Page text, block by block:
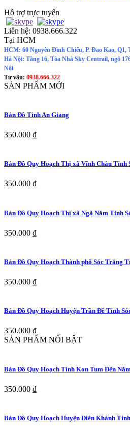
Hỗ trợ trực tuyến
Liên hệ: 0938.666.322
Tại HCM
HCM: 60 Nguyễn Đình Chiểu, P. Đao Kao, Q1,
Hà Nội: Tầng 16, Tòa Nhà Sky Centrail, ngõ
Nội
Tư vấn: 0938.666.322
SẢN PHẨM MỚI
Bản Đồ Tỉnh An Giang
350.000 ₫
Bản Đồ Quy Hoạch Thị xã Vĩnh Châu Tỉnh
350.000 ₫
Bản Đồ Quy Hoạch Thị xã Ngã Năm Tỉnh
350.000 ₫
Bản Đồ Quy Hoạch Thành phố Sóc Trăng
350.000 ₫
Bản Đồ Quy Hoạch Huyện Trần Đề Tỉnh
350.000 ₫
SẢN PHẨM NỔI BẬT
Bản Đồ Quy Hoạch Tỉnh Kon Tum Đến
350.000 ₫
Bản Đồ Quy Hoạch Huyện Diên Khánh